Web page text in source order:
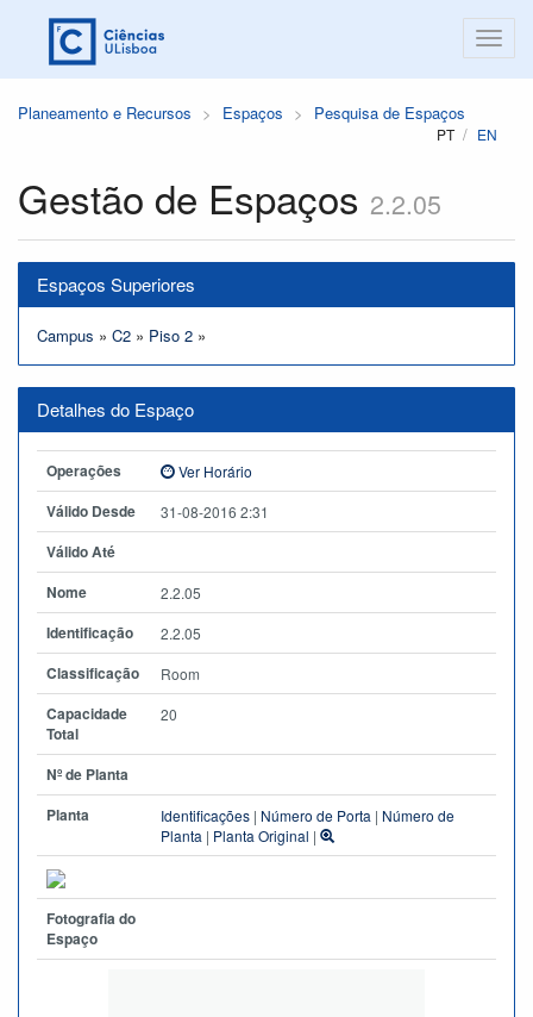
Planeamento e Recursos Espaços Pesquisa de Espaços
PT EN
Gestão de Espaços 2.2.05
Espaços Superiores
Campus » C2 » Piso 2 »
Detalhes do Espaço
Operações Ver Horário
Válido Desde 31-08-2016 2:31
Válido Até
Nome
2.2.05
Identificação 2.2.05
Classificação Room
Capacidade
Total
20
Nº de Planta
Planta
Identificações | Número de Porta | Número de
Planta | Planta Original |
Fotografia do
Espaço